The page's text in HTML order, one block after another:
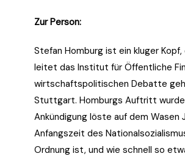
Zur Person:
Stefan Homburg ist ein kluger
leitet das Institut für Öffentliche
wirtschaftspolitischen Debatte
Stuttgart. Homburgs Auftritt wurde
Ankündigung löste auf dem
Anfangszeit des
Ordnung ist, und wie schnell so